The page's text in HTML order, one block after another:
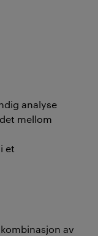
analyse
mellom
et
av